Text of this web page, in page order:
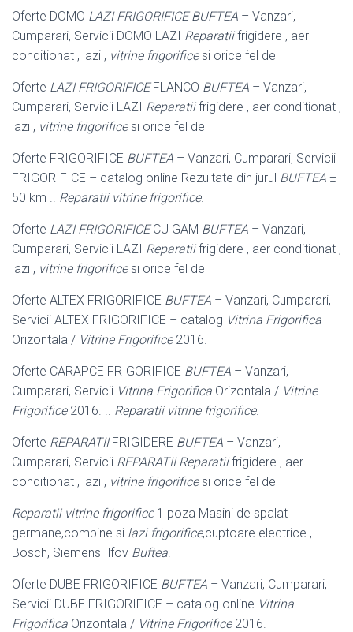
Oferte DOMO LAZI FRIGORIFICE BUFTEA – Vanzari,
Cumparari, Servicii DOMO LAZI Reparatiifrigidere , aer
conditionat , lazi , vitrine frigorificesi orice fel de
Oferte LAZI FRIGORIFICEFLANCO BUFTEA – Vanzari,
Cumparari, Servicii LAZI Reparatiifrigidere , aer conditionat ,
lazi , vitrine frigorificesi orice fel de
Oferte FRIGORIFICE BUFTEA – Vanzari, Cumparari, Servicii
FRIGORIFICE – catalog online Rezultate din jurul BUFTEA ±
50 km .. Reparatii vitrine frigorifice.
Oferte LAZI FRIGORIFICECU GAM BUFTEA – Vanzari,
Cumparari, Servicii LAZI Reparatiifrigidere , aer conditionat ,
lazi , vitrine frigorificesi orice fel de
Oferte ALTEX FRIGORIFICE BUFTEA – Vanzari, Cumparari,
Servicii ALTEX FRIGORIFICE – catalog Vitrina Frigorifica
Orizontala / Vitrine Frigorifice2016.
Oferte CARAPCE FRIGORIFICE BUFTEA – Vanzari,
Cumparari, Servicii Vitrina Frigorifica Orizontala / Vitrine
Frigorifice2016. .. Reparatii vitrine frigorifice.
Oferte REPARATIIFRIGIDERE BUFTEA – Vanzari,
Cumparari, Servicii REPARATII Reparatiifrigidere , aer
conditionat , lazi , vitrine frigorificesi orice fel de
Reparatii vitrine frigorifice1 poza Masini de spalat
germane,combine si lazi frigorifice,cuptoare electrice ,
Bosch, Siemens Ilfov Buftea.
Oferte DUBE FRIGORIFICE BUFTEA – Vanzari, Cumparari,
Servicii DUBE FRIGORIFICE – catalog online Vitrina
Frigorifica Orizontala / Vitrine Frigorifice2016.